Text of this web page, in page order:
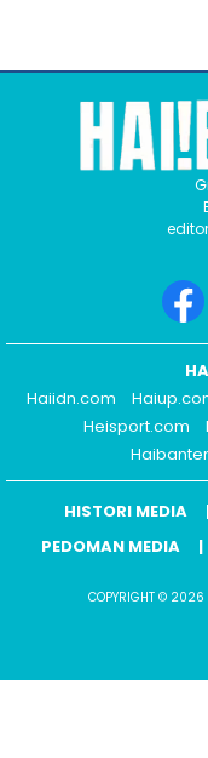
Haiidn.com
Heisport.com
HISTORI MEDIA
PEDOMAN MEDIA
COPYRIGHT © 2026